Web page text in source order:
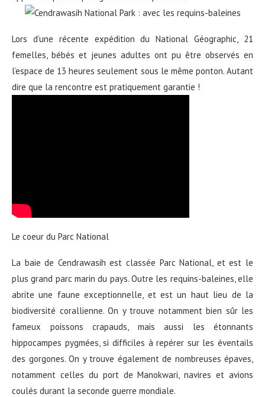
Lors d’une récente expédition du National Géographic, 21
femelles, bébés et jeunes adultes ont pu être observés en
l’espace de 13 heures seulement sous le même ponton. Autant
dire que la rencontre est pratiquement garantie !
Le coeur du Parc National
La baie de Cendrawasih est classée Parc National, et est le
plus grand parc marin du pays. Outre les requins-baleines, elle
abrite une faune exceptionnelle, et est un haut lieu de la
biodiversité corallienne. On y trouve notamment bien sûr les
fameux poissons crapauds, mais aussi les étonnants
hippocampes pygmées, si difficiles à repérer sur les éventails
des gorgones. On y trouve également de nombreuses épaves,
notamment celles du port de Manokwari, navires et avions
coulés durant la seconde guerre mondiale.